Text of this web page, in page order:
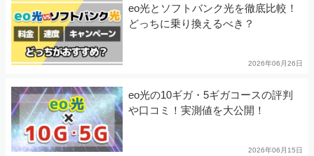
eo光とソフトバンク光を徹底比較！
どっちに乗り換えるべき？
2026年06月26日
eo光の10ギガ・5ギガコースの評判
や口コミ！実測値を大公開！
2026年06月15日